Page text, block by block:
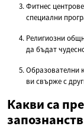
Фитнес
специални
Религиозни
да бъдат
Образователни
ви свърже с
Какви са